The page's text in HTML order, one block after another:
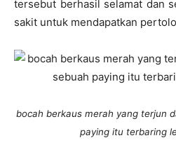
tersebut berhasil selamat dan
sakit untuk mendapatkan
bocah berkaus merah yang terjun
paying itu terbaring